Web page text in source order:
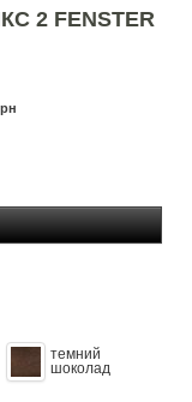
2 FENSTER
темний
шоколад